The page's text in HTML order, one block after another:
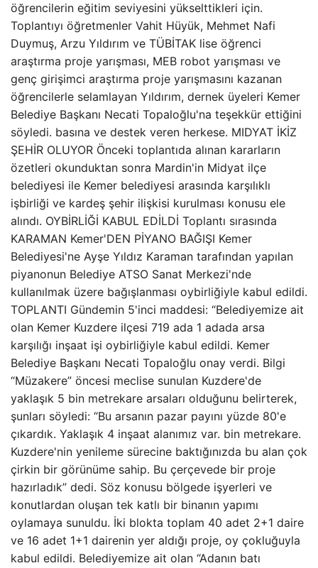
öğrencilerin eğitim seviyesini yükselttikleri için.
Toplantıyı öğretmenler Vahit Hüyük, Mehmet Nafi
Duymuş, Arzu Yıldırım ve TÜBİTAK lise öğrenci
araştırma proje yarışması, MEB robot yarışması ve
genç girişimci araştırma proje yarışmasını kazanan
öğrencilerle selamlayan Yıldırım, dernek üyeleri Kemer
Belediye Başkanı Necati Topaloğlu'na teşekkür ettiğini
söyledi. basına ve destek veren herkese. MIDYAT İKİZ
ŞEHİR OLUYOR Önceki toplantıda alınan kararların
özetleri okunduktan sonra Mardin'in Midyat ilçe
belediyesi ile Kemer belediyesi arasında karşılıklı
işbirliği ve kardeş şehir ilişkisi kurulması konusu ele
alındı. OYBİRLİĞİ KABUL EDİLDİ Toplantı sırasında
KARAMAN Kemer'DEN PİYANO BAĞIŞI Kemer
Belediyesi'ne Ayşe Yıldız Karaman tarafından yapılan
piyanonun Belediye ATSO Sanat Merkezi'nde
kullanılmak üzere bağışlanması oybirliğiyle kabul edildi.
TOPLANTI Gündemin 5'inci maddesi: “Belediyemize ait
olan Kemer Kuzdere ilçesi 719 ada 1 adada arsa
karşılığı inşaat işi oybirliğiyle kabul edildi. Kemer
Belediye Başkanı Necati Topaloğlu onay verdi. Bilgi
“Müzakere” öncesi meclise sunulan Kuzdere'de
yaklaşık 5 bin metrekare arsaları olduğunu belirterek,
şunları söyledi: “Bu arsanın pazar payını yüzde 80'e
çıkardık. Yaklaşık 4 inşaat alanımız var. bin metrekare.
Kuzdere'nin yenileme sürecine baktığınızda bu alan çok
çirkin bir görünüme sahip. Bu çerçevede bir proje
hazırladık” dedi. Söz konusu bölgede işyerleri ve
konutlardan oluşan tek katlı bir binanın yapımı
oylamaya sunuldu. İki blokta toplam 40 adet 2+1 daire
ve 16 adet 1+1 dairenin yer aldığı proje, oy çokluğuyla
kabul edildi. Belediyemize ait olan “Adanın batı